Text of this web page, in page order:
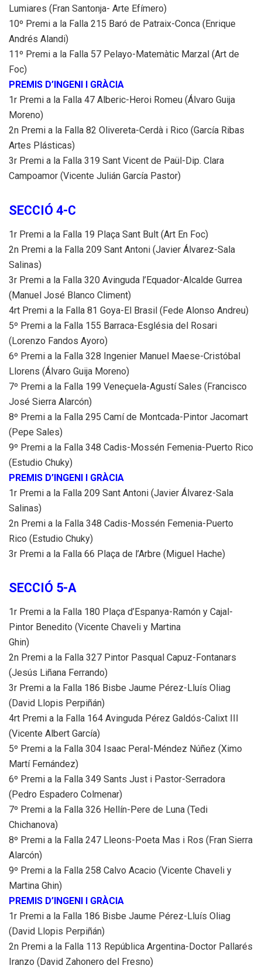
Lumiares (Fran Santonja- Arte Efímero)
10º Premi a la Falla 215 Baró de Patraix-Conca (Enrique
Andrés Alandi)
11º Premi a la Falla 57 Pelayo-Matemàtic Marzal (Art de
Foc)
PREMIS D’INGENI I GRÀCIA
1r Premi a la Falla 47 Alberic-Heroi Romeu (Álvaro Guija
Moreno)
2n Premi a la Falla 82 Olivereta-Cerdà i Rico (García Ribas
Artes Plásticas)
3r Premi a la Falla 319 Sant Vicent de Paül-Dip. Clara
Campoamor (Vicente Julián García Pastor)
SECCIÓ 4-C
1r Premi a la Falla 19 Plaça Sant Bult (Art En Foc)
2n Premi a la Falla 209 Sant Antoni (Javier Álvarez-Sala
Salinas)
3r Premi a la Falla 320 Avinguda l’Equador-Alcalde Gurrea
(Manuel José Blanco Climent)
4rt Premi a la Falla 81 Goya-El Brasil (Fede Alonso Andreu)
5º Premi a la Falla 155 Barraca-Església del Rosari
(Lorenzo Fandos Ayoro)
6º Premi a la Falla 328 Ingenier Manuel Maese-Cristóbal
Llorens (Álvaro Guija Moreno)
7º Premi a la Falla 199 Veneçuela-Agustí Sales (Francisco
José Sierra Alarcón)
8º Premi a la Falla 295 Camí de Montcada-Pintor Jacomart
(Pepe Sales)
9º Premi a la Falla 348 Cadis-Mossén Femenia-Puerto Rico
(Estudio Chuky)
PREMIS D’INGENI I GRÀCIA
1r Premi a la Falla 209 Sant Antoni (Javier Álvarez-Sala
Salinas)
2n Premi a la Falla 348 Cadis-Mossén Femenia-Puerto
Rico (Estudio Chuky)
3r Premi a la Falla 66 Plaça de l’Arbre (Miguel Hache)
SECCIÓ 5-A
1r Premi a la Falla 180 Plaça d’Espanya-Ramón y Cajal-
Pintor Benedito (Vicente Chaveli y Martina
Ghin)
2n Premi a la Falla 327 Pintor Pasqual Capuz-Fontanars
(Jesús Liñana Ferrando)
3r Premi a la Falla 186 Bisbe Jaume Pérez-Lluís Oliag
(David Llopis Perpiñán)
4rt Premi a la Falla 164 Avinguda Pérez Galdós-Calixt III
(Vicente Albert García)
5º Premi a la Falla 304 Isaac Peral-Méndez Núñez (Ximo
Martí Fernández)
6º Premi a la Falla 349 Sants Just i Pastor-Serradora
(Pedro Espadero Colmenar)
7º Premi a la Falla 326 Hellín-Pere de Luna (Tedi
Chichanova)
8º Premi a la Falla 247 Lleons-Poeta Mas i Ros (Fran Sierra
Alarcón)
9º Premi a la Falla 258 Calvo Acacio (Vicente Chaveli y
Martina Ghin)
PREMIS D’INGENI I GRÀCIA
1r Premi a la Falla 186 Bisbe Jaume Pérez-Lluís Oliag
(David Llopis Perpiñán)
2n Premi a la Falla 113 República Argentina-Doctor Pallarés
Iranzo (David Zahonero del Fresno)